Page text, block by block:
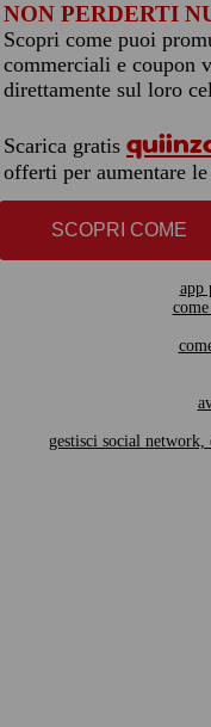
NON PERDERTI
Scopri come puoi
commerciali e coupon
direttamente sul loro
Scarica gratis
offerti per aumentare
SCOPRI COME
app
gestisci social